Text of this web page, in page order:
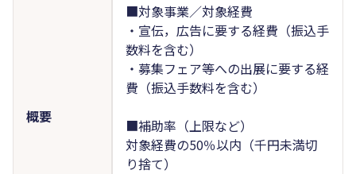
概要
■対象事業／対象経費
・宣伝，広告に要する経費（振込手
数料を含む）
・募集フェア等への出展に要する経
費（振込手数料を含む）
■補助率（上限など）
対象経費の50％以内（千円未満切
り捨て）